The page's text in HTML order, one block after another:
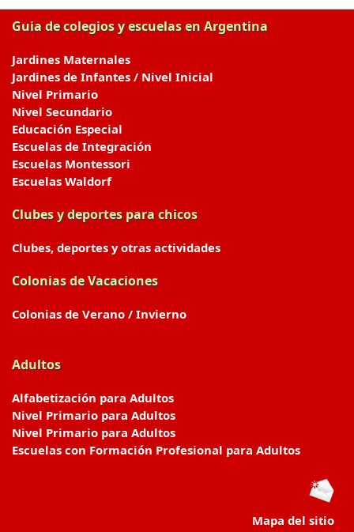
Guia de colegios y escuelas en Argentina
Jardines Maternales
Jardines de Infantes / Nivel Inicial
Nivel Primario
Nivel Secundario
Educación Especial
Escuelas de Integración
Escuelas Montessori
Escuelas Waldorf
Clubes y deportes para chicos
Clubes, deportes y otras actividades
Colonias de Vacaciones
Colonias de Verano / Invierno
Adultos
Alfabetización para Adultos
Nivel Primario para Adultos
Nivel Primario para Adultos
Escuelas con Formación Profesional para Adultos
Mapa del sitio